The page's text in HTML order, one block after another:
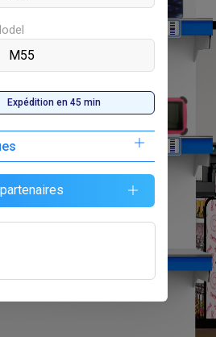
Paiement bacaire accepté
45 000